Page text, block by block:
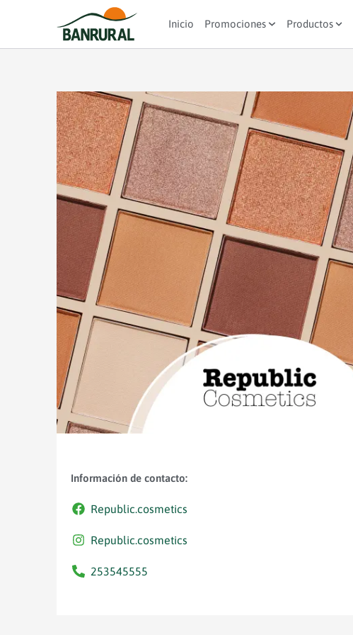
Inicio Promociones Productos
Información de contacto:
Republic.cosmetics
Republic.cosmetics
253545555